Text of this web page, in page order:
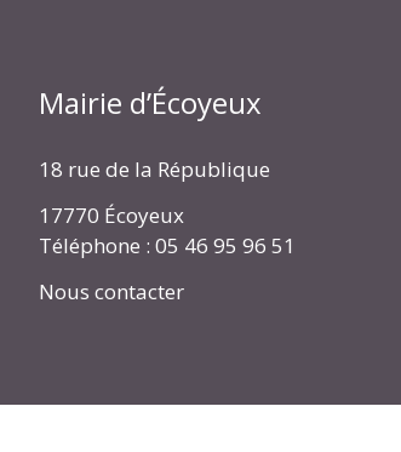
Mairie d’Écoyeux
18 rue de la République
17770 Écoyeux
Téléphone : 05 46 95 96 51
Nous contacter